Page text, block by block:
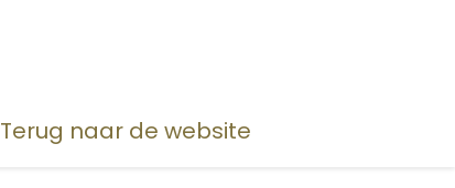
Terug naar de website